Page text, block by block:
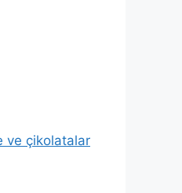
ve çikolatalar